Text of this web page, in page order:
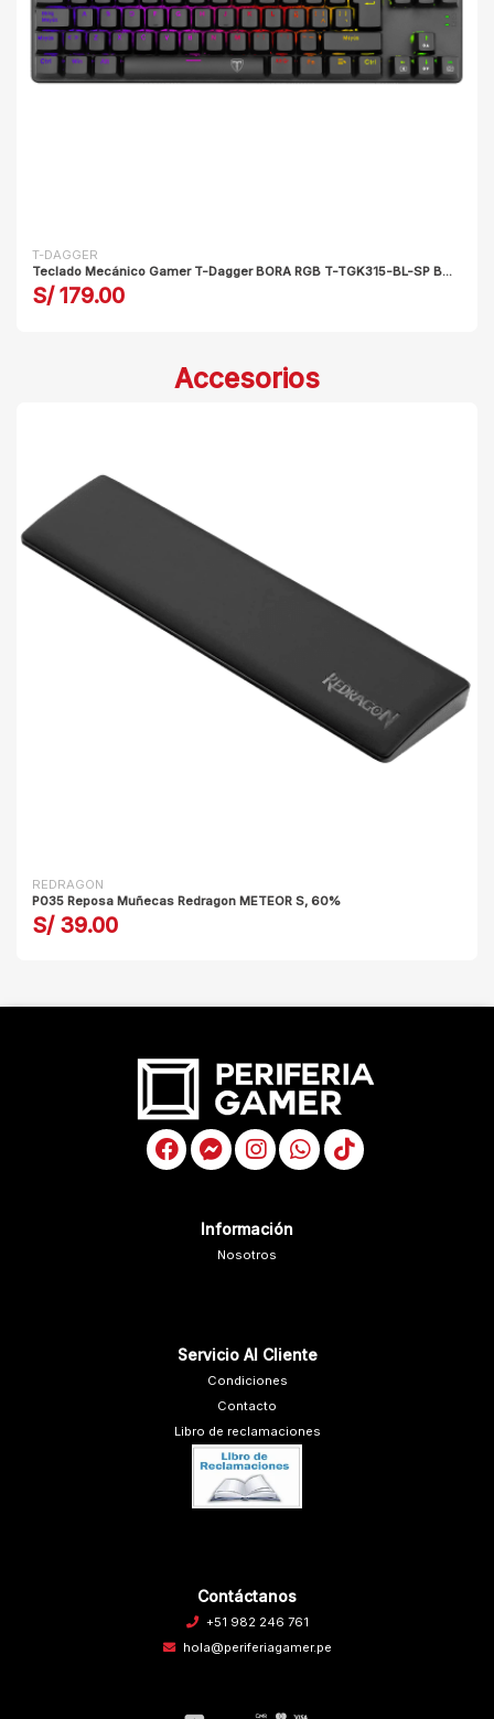
T-DAGGER
Teclado Mecánico Gamer T-Dagger BORA RGB T-TGK315-BL-SP B...
S/ 179.00
Accesorios
REDRAGON
P035 Reposa Muñecas Redragon METEOR S, 60%
S/ 39.00
Información
Nosotros
Servicio Al Cliente
Condiciones
Contacto
Libro de reclamaciones
Contáctanos
+51 982 246 761
hola@periferiagamer.pe